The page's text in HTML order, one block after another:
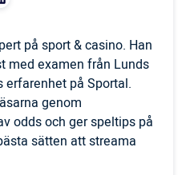
på sport & casino. Han
med examen från Lunds
erfarenhet på Sportal.
genom
odds och ger speltips på
sätten att streama